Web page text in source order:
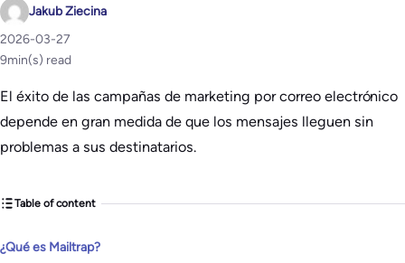
Jakub Ziecina
2026-03-27
9min(s) read
El éxito de las campañas de marketing por correo electrónico
depende en gran medida de que los mensajes lleguen sin
problemas a sus destinatarios.
Table of content
¿Qué es Mailtrap?